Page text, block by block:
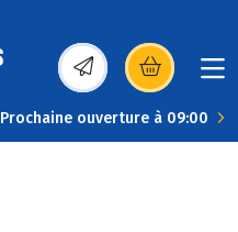
(s’ouvre dans une
Prochaine ouverture à 09:00